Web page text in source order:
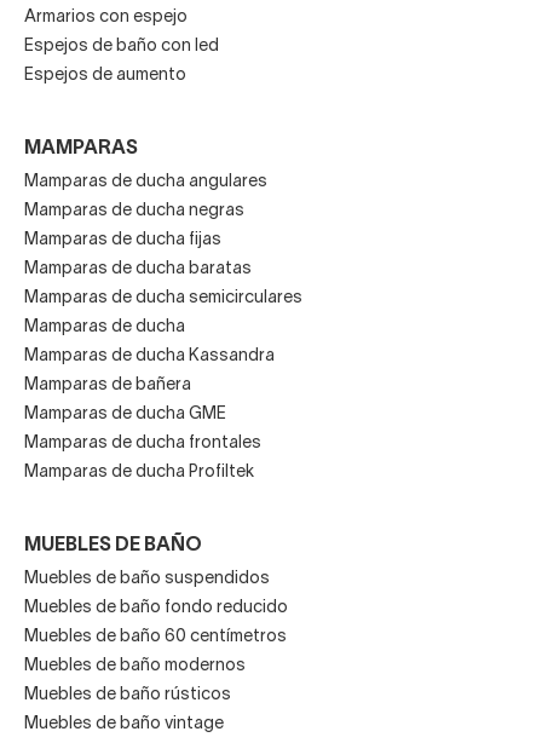
Armarios con espejo
Espejos de baño con led
Espejos de aumento
MAMPARAS
Mamparas de ducha angulares
Mamparas de ducha negras
Mamparas de ducha fijas
Mamparas de ducha baratas
Mamparas de ducha semicirculares
Mamparas de ducha
Mamparas de ducha Kassandra
Mamparas de bañera
Mamparas de ducha GME
Mamparas de ducha frontales
Mamparas de ducha Profiltek
MUEBLES DE BAÑO
Muebles de baño suspendidos
Muebles de baño fondo reducido
Muebles de baño 60 centímetros
Muebles de baño modernos
Muebles de baño rústicos
Muebles de baño vintage